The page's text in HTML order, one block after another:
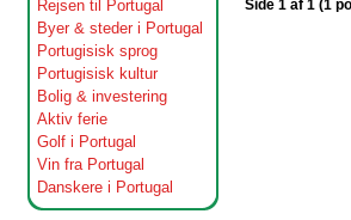
Rejsen til Portugal
Byer & steder i Portugal
Portugisisk sprog
Portugisisk kultur
Bolig & investering
Aktiv ferie
Golf i Portugal
Vin fra Portugal
Danskere i Portugal
Side 1 af 1 (1